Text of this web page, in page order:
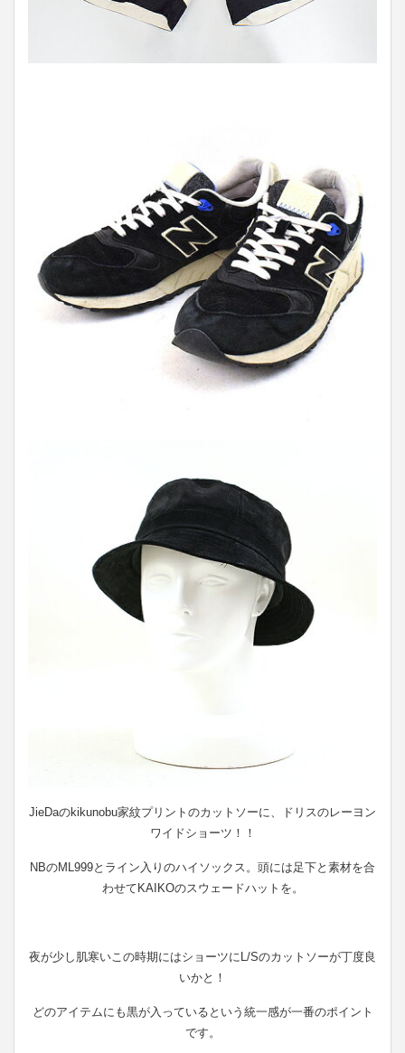
JieDaのkikunobu家紋プリントのカットソーに、ドリスのレーヨン
ワイドショーツ！！
NBのML999とライン入りのハイソックス。頭には足下と素材を合
わせてKAIKOのスウェードハットを。
夜が少し肌寒いこの時期にはショーツにL/Sのカットソーが丁度良
いかと！
どのアイテムにも黒が入っているという統一感が一番のポイント
です。